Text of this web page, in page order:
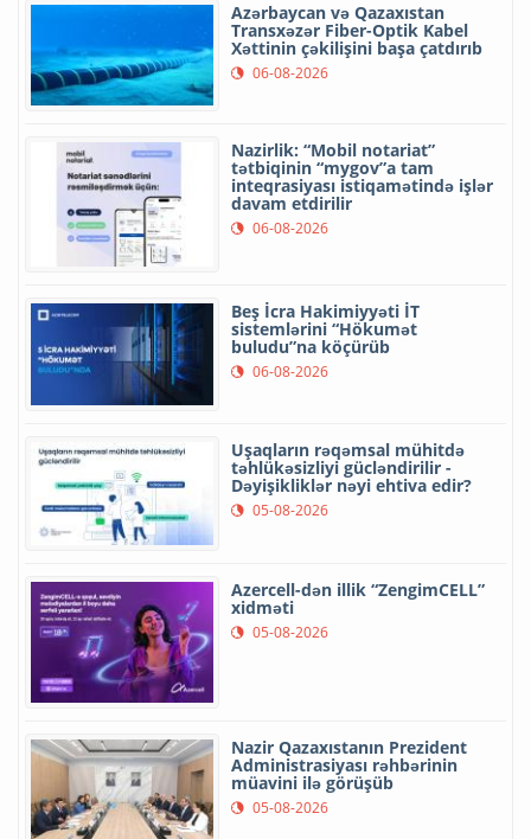
Azərbaycan və Qazaxıstan
Transxəzər Fiber-Optik Kabel
Xəttinin çəkilişini başa çatdırıb
06-08-2026
Nazirlik: “Mobil notariat”
tətbiqinin “mygov”a tam
inteqrasiyası istiqamətində işlər
davam etdirilir
06-08-2026
Beş İcra Hakimiyyəti İT
sistemlərini “Hökumət
buludu”na köçürüb
06-08-2026
Uşaqların rəqəmsal mühitdə
təhlükəsizliyi gücləndirilir -
Dəyişikliklər nəyi ehtiva edir?
05-08-2026
Azercell-dən illik “ZengimCELL”
xidməti
05-08-2026
Nazir Qazaxıstanın Prezident
Administrasiyası rəhbərinin
müavini ilə görüşüb
05-08-2026